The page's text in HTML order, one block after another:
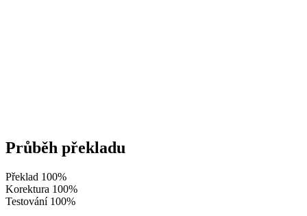
Průběh překladu
Překlad 100%
Korektura 100%
Testování 100%